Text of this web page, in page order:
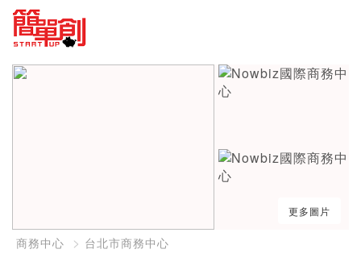
更多圖片
商務中心 台北市商務中心